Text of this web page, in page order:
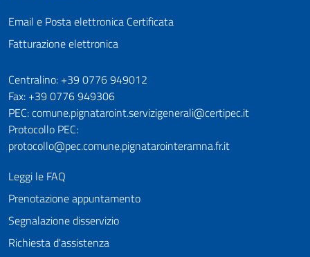
Email e Posta elettronica Certificata
Fatturazione elettronica
Numeri utili
Centralino: +39 0776 949012
Fax: +39 0776 949306
PEC: comune.pignataroint.servizigenerali@certipec.it
Protocollo PEC:
protocollo@pec.comune.pignatarointeramna.fr.it
Leggi le FAQ
Prenotazione appuntamento
Segnalazione disservizio
Richiesta d'assistenza